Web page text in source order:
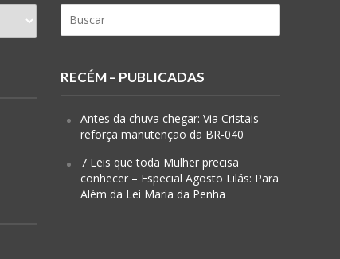
RECÉM – PUBLICADAS
Antes da chuva chegar: Via Cristais
reforça manutenção da BR-040
7 Leis que toda Mulher precisa
conhecer – Especial Agosto Lilás: Para
Além da Lei Maria da Penha